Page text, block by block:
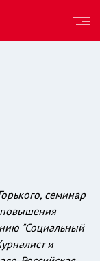
семинар
повышения
"Социальный
и